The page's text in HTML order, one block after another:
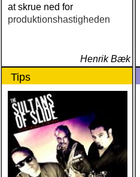
at skrue ned for
produktionshastigheden
Henrik Bæk
Tips